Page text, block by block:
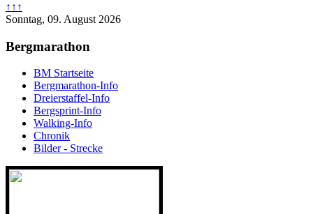
↑↑↑
Sonntag, 09. August 2026
Bergmarathon
BM Startseite
Bergmarathon-Info
Dreierstaffel-Info
Bergsprint-Info
Walking-Info
Chronik
Bilder - Strecke